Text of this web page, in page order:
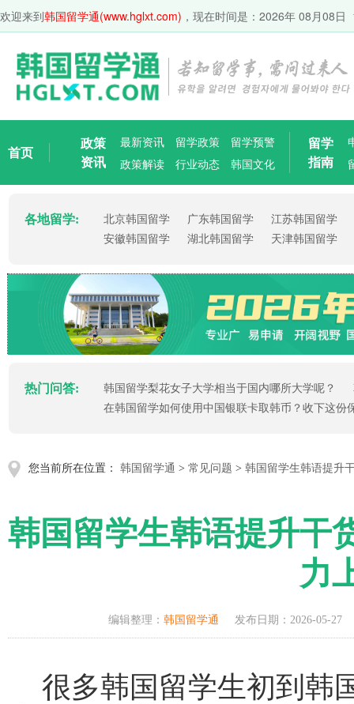
欢迎来到韩国留学通(www.hglxt.com) ，现在时间是： 2026年 08月08日
首页
政策
资讯
最新资讯 留学政策
留学预警
政策解读
行业动态 韩国文化
留学
指南
各地留学: 北京韩国留学 广东韩国留学
江苏韩国留学
安徽韩国留学
湖北韩国留学 天津韩国留学
热门问答: 韩国留学梨花女子大学相当于国内哪所大学呢？
在韩国留学如何使用中国银联卡取韩币？收下这份
您当前所在位置： 韩国留学通 > 常见问题 > 韩国留学生韩语提升
韩国留学生韩语提升干
力
编辑整理： 韩国留学通 发布日期：2026-05-27
很多韩国留学生初到韩